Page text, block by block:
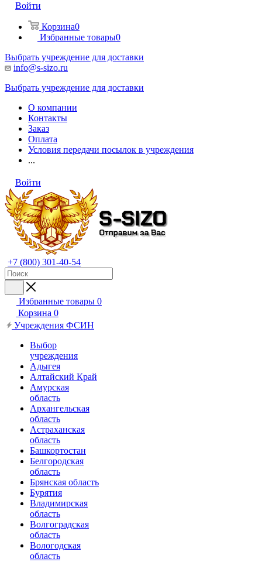
Войти
Корзина0
Избранные товары0
Выбрать учреждение для доставки
info@s-sizo.ru
Выбрать учреждение для доставки
О компании
Контакты
Заказ
Оплата
Условия передачи посылок в учреждения
...
Войти
+7 (800) 301-40-54
Избранные товары 0
Корзина 0
Учреждения ФСИН
Выбор
учреждения
Адыгея
Алтайский Край
Амурская
область
Архангельская
область
Астраханская
область
Башкортостан
Белгородская
область
Брянская область
Бурятия
Владимирская
область
Волгоградская
область
Вологодская
область